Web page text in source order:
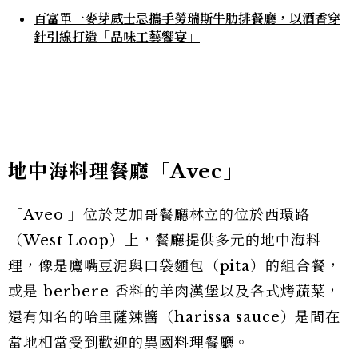
百富單一麥芽威士忌攜手勞瑞斯牛肋排餐廳，以酒香穿
針引線打造「品味工藝饗宴」
地中海料理餐廳「Avec」
「Aveo 」位於芝加哥餐廳林立的位於西環路
（West Loop）上，餐廳提供多元的地中海料
理，像是鷹嘴豆泥與口袋麵包（pita）的組合餐，
或是 berbere 香料的羊肉漢堡以及各式烤蔬菜，
還有知名的哈里薩辣醬（harissa sauce）是間在
當地相當受到歡迎的異國料理餐廳。